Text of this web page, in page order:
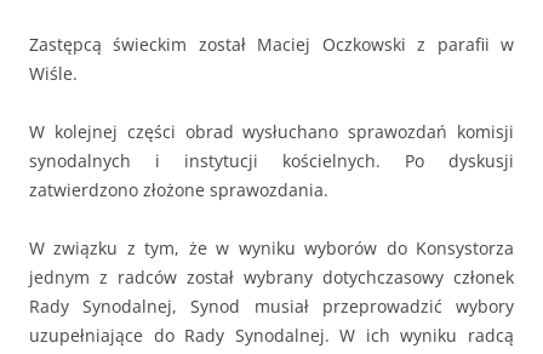
Zastępcą świeckim został Maciej Oczkowski z parafii w
Wiśle.
W kolejnej części obrad wysłuchano sprawozdań komisji
synodalnych i instytucji kościelnych. Po dyskusji
zatwierdzono złożone sprawozdania.
W związku z tym, że w wyniku wyborów do Konsystorza
jednym z radców został wybrany dotychczasowy członek
Rady Synodalnej, Synod musiał przeprowadzić wybory
uzupełniające do Rady Synodalnej. W ich wyniku radcą